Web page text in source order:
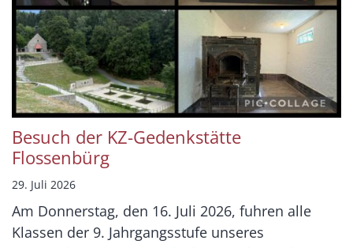
Besuch der KZ-Gedenkstätte
Flossenbürg
29. Juli 2026
Am Donnerstag, den 16. Juli 2026, fuhren alle
Klassen der 9. Jahrgangsstufe unseres